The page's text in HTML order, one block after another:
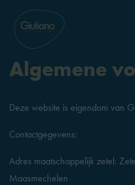
Algemene
Deze website is eigendom van
Contactgegevens:
Adres maatschappelijk zetel:
Maasmechelen